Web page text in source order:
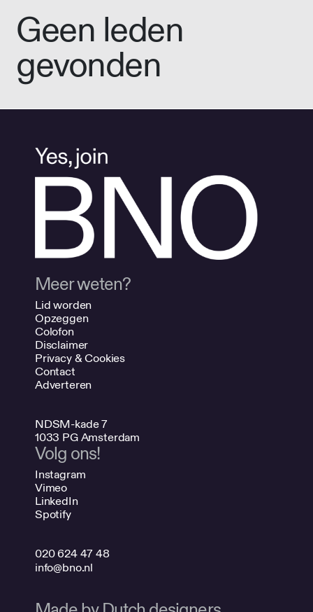
Geen leden
gevonden
Meer weten?
Lid worden
Opzeggen
Colofon
Disclaimer
Privacy & Cookies
Contact
Adverteren
NDSM-kade 7
1033 PG Amsterdam
Volg ons!
Instagram
Vimeo
LinkedIn
Spotify
020 624 47 48
info@bno.nl